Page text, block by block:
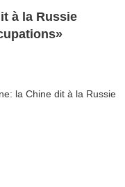
à la Russie